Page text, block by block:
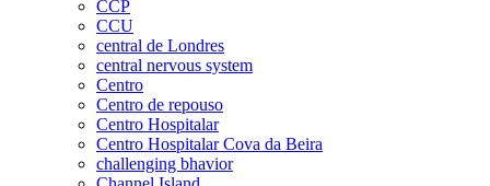
CCP
CCU
central de Londres
central nervous system
Centro
Centro de repouso
Centro Hospitalar
Centro Hospitalar Cova da Beira
challenging bhavior